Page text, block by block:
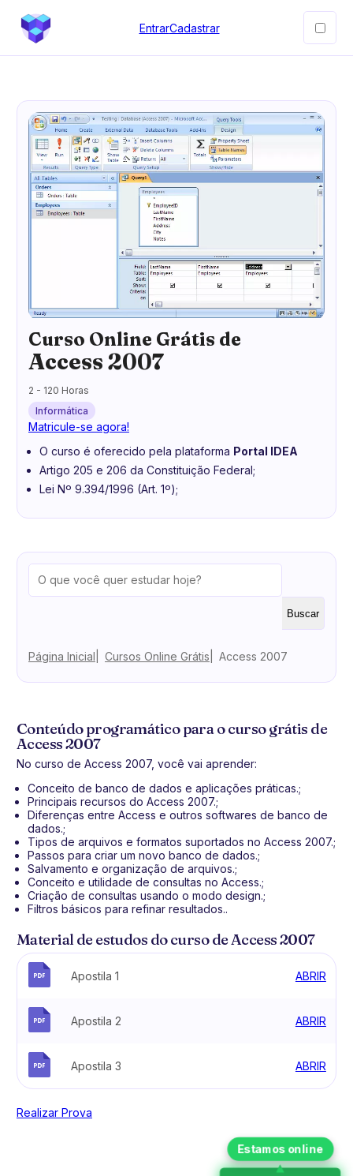
EntrarCadastrar
Curso Online Grátis de
Access 2007
2 - 120 Horas
Informática
Matricule-se agora!
O curso é oferecido pela plataforma Portal IDEA
Artigo 205 e 206 da Constituição Federal;
Lei Nº 9.394/1996 (Art. 1º);
Buscar
Página Inicial Cursos Online Grátis Access 2007
Conteúdo programático para o curso grátis de
Access 2007
No curso de Access 2007, você vai aprender:
Conceito de banco de dados e aplicações práticas.;
Principais recursos do Access 2007.;
Diferenças entre Access e outros softwares de banco de
dados.;
Tipos de arquivos e formatos suportados no Access 2007.;
Passos para criar um novo banco de dados.;
Salvamento e organização de arquivos.;
Conceito e utilidade de consultas no Access.;
Criação de consultas usando o modo design.;
Filtros básicos para refinar resultados..
Material de estudos do curso de Access 2007
Apostila 1 ABRIR
Apostila 2 ABRIR
Apostila 3 ABRIR
Realizar Prova